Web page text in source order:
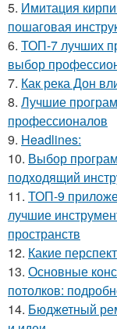
5. Имитация
пошаговая
6. ТОП-7 лучших
выбор
7. Как река Дон
8. Лучшие
профессионалов
9. Headlines:
10. Выбор
подходящий
11. ТОП-9
лучшие
пространств
12. Какие
13. Основные
потолков:
14. Бюджетный